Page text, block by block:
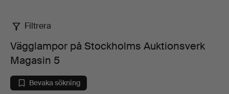
Vägglampor
på
Stockholms
Filtrera
Vägglampor på Stockholms Auktionsverk
Magasin 5
Bevaka sökning